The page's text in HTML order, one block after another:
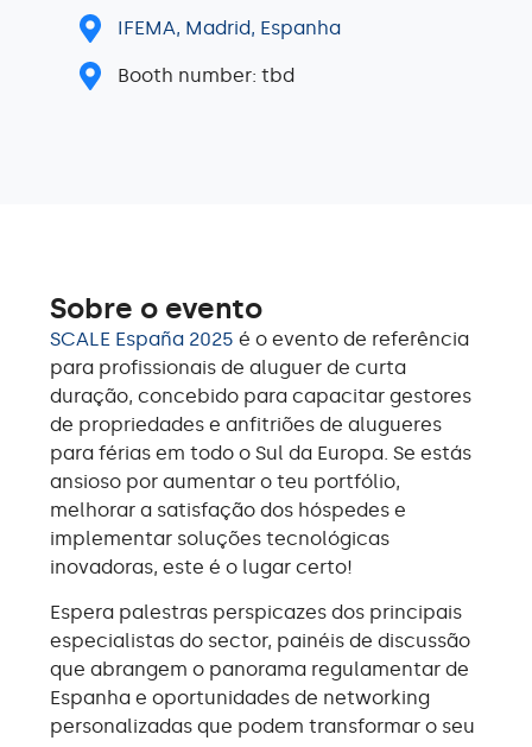
IFEMA, Madrid, Espanha
Booth number: tbd
Sobre o evento
SCALE España 2025 é o evento de referência
para profissionais de aluguer de curta
duração, concebido para capacitar gestores
de propriedades e anfitriões de alugueres
para férias em todo o Sul da Europa. Se estás
ansioso por aumentar o teu portfólio,
melhorar a satisfação dos hóspedes e
implementar soluções tecnológicas
inovadoras, este é o lugar certo!
Espera palestras perspicazes dos principais
especialistas do sector, painéis de discussão
que abrangem o panorama regulamentar de
Espanha e oportunidades de networking
personalizadas que podem transformar o seu